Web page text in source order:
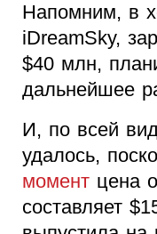
Напомним, в
iDreamSky,
$40 млн,
дальнейшее
И, по всей
удалось,
момент цена
составляет